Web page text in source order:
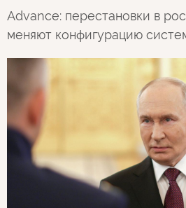
Advance: перестановки в
меняют конфигурацию